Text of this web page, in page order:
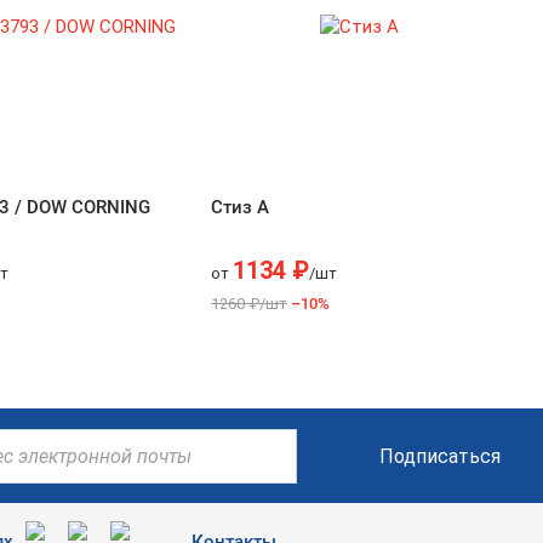
/ DOW CORNING Стиз А
от 1134 ₽/шт
1260 ₽/шт –10%
Подписаться